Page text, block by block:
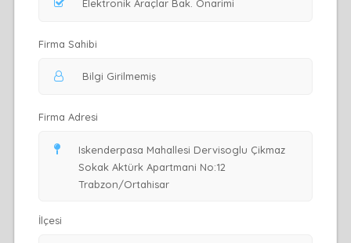
Firma Sahibi
Firma Adresi
İlçesi